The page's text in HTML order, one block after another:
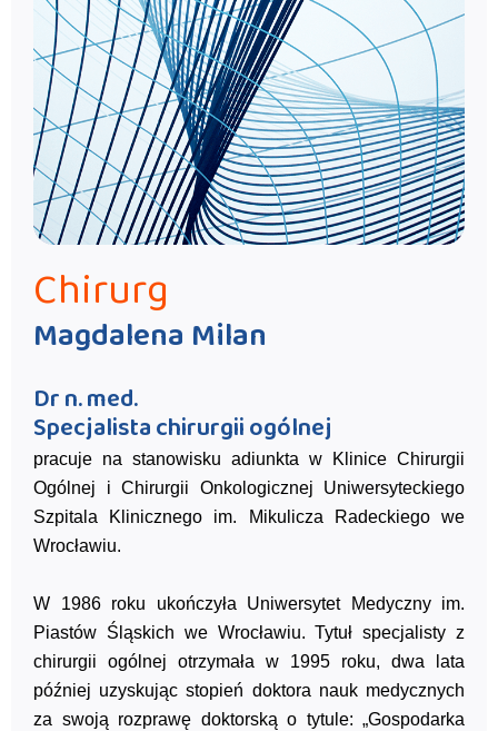
Chirurg
Magdalena Milan
Dr n. med.
Specjalista chirurgii ogólnej
pracuje na stanowisku adiunkta w Klinice Chirurgii
Ogólnej i Chirurgii Onkologicznej Uniwersyteckiego
Szpitala Klinicznego im. Mikulicza Radeckiego we
Wrocławiu.
W 1986 roku ukończyła Uniwersytet Medyczny im.
Piastów Śląskich we Wrocławiu. Tytuł specjalisty z
chirurgii ogólnej otrzymała w 1995 roku, dwa lata
później uzyskując stopień doktora nauk medycznych
za swoją rozprawę doktorską o tytule: „Gospodarka